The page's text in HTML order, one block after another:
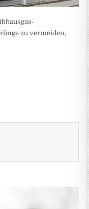
zu vermeiden,